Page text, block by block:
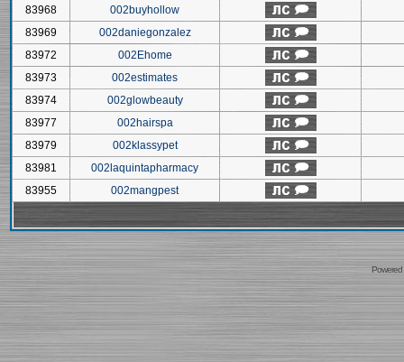
83968
002buyhollow
83969
002daniegonzalez
83972
002Ehome
83973
002estimates
83974
002glowbeauty
83977
002hairspa
83979
002klassypet
83981
002laquintapharmacy
83955
002mangpest